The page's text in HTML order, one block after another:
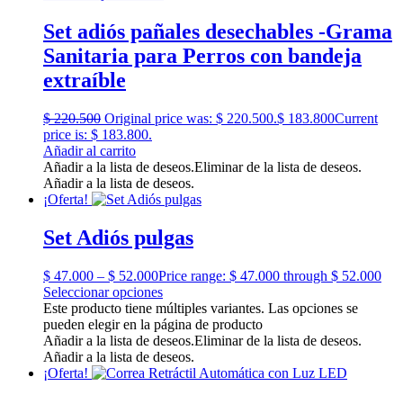
Set adiós pañales desechables -Grama
Sanitaria para Perros con bandeja
extraíble
$220.500 Original price was: $ 220.500.$ 183.800Current
price is: $ 183.800.
Añadir al carrito
Añadir a la lista de deseos.Eliminar de la lista de deseos.
Añadir a la lista de deseos.
¡Oferta!
Set Adiós pulgas
$ 47.000 – $ 52.000Price range: $ 47.000 through $ 52.000
Seleccionar opciones
Este producto tiene múltiples variantes. Las opciones se
pueden elegir en la página de producto
Añadir a la lista de deseos.Eliminar de la lista de deseos.
Añadir a la lista de deseos.
¡Oferta!